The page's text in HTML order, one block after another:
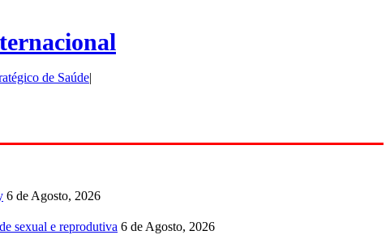
de Saúde|
6 de Agosto, 2026
sexual e reprodutiva 6 de Agosto, 2026